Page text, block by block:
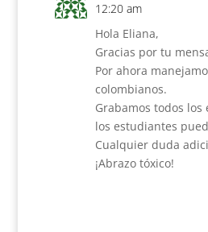
12:20 am
Hola Eliana,
Gracias por tu
Por ahora
colombianos.
Grabamos todos
los estudiantes
Cualquier duda
¡Abrazo tóxico!